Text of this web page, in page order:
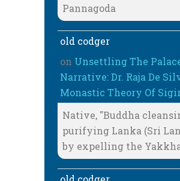
Pannagoda
old codger
on Unsettling The
Narrative: Dr. Raja De
Monastic Theory Of
Native, "Buddha
purifying Lanka (Sri
by expelling the